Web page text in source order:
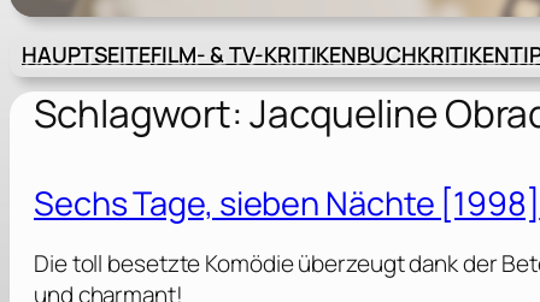
HAUPTSEITEFILM- & TV-KRITIKENBUCHKRITIKEN
Schlagwort:Jacqueline
Sechs Tage, sieben Nächte [1998]
Die toll besetzte Komödie überzeugt dank der
und charmant!